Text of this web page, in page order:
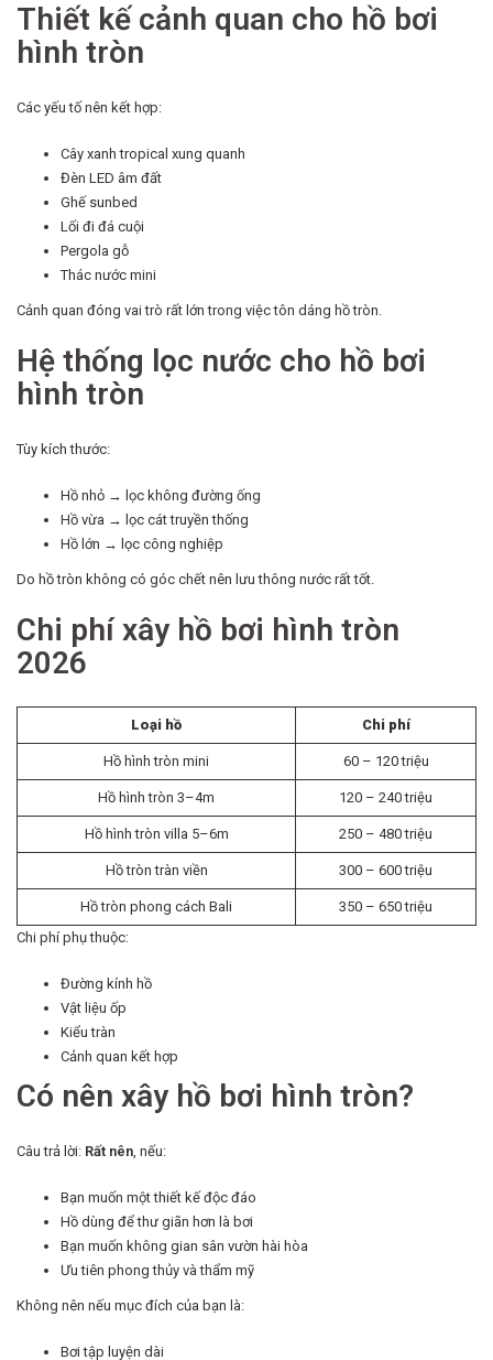
Thiết kế cảnh quan cho hồ bơi
hình tròn
Các yếu tố nên kết hợp:
Cây xanh tropical xung quanh
Đèn LED âm đất
Ghế sunbed
Lối đi đá cuội
Pergola gỗ
Thác nước mini
Cảnh quan đóng vai trò rất lớn trong việc tôn dáng hồ tròn.
Hệ thống lọc nước cho hồ bơi
hình tròn
Tùy kích thước:
Hồ nhỏ → lọc không đường ống
Hồ vừa → lọc cát truyền thống
Hồ lớn → lọc công nghiệp
Do hồ tròn không có góc chết nên lưu thông nước rất tốt.
Chi phí xây hồ bơi hình tròn
2026
Loại hồ Chi phí
Hồ hình tròn mini 60 – 120 triệu
Hồ hình tròn 3–4m 120 – 240 triệu
Hồ hình tròn villa 5–6m 250 – 480 triệu
Hồ tròn tràn viền 300 – 600 triệu
Hồ tròn phong cách Bali
350 – 650 triệu
Chi phí phụ thuộc:
Đường kính hồ
Vật liệu ốp
Kiểu tràn
Cảnh quan kết hợp
Có nên xây hồ bơi hình tròn?
Câu trả lời: Rất nên, nếu:
Bạn muốn một thiết kế độc đáo
Hồ dùng để thư giãn hơn là bơi
Bạn muốn không gian sân vườn hài hòa
Ưu tiên phong thủy và thẩm mỹ
Không nên nếu mục đích của bạn là:
Bơi tập luyện dài